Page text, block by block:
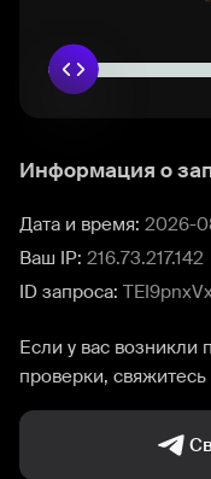
Информация о
Дата и время: 2026-
Ваш IP: 216.73.217.142
ID запроса:
Если у вас
проверки,